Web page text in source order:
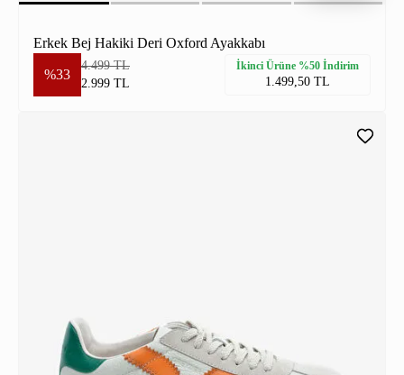
Erkek Bej Hakiki Deri Oxford Ayakkabı
%33
4.499 TL
2.999 TL
İkinci Ürüne %50 İndirim
1.499,50 TL